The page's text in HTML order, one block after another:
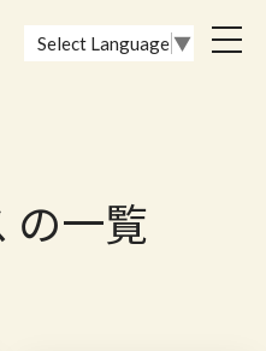
Select Language ▼
の一覧